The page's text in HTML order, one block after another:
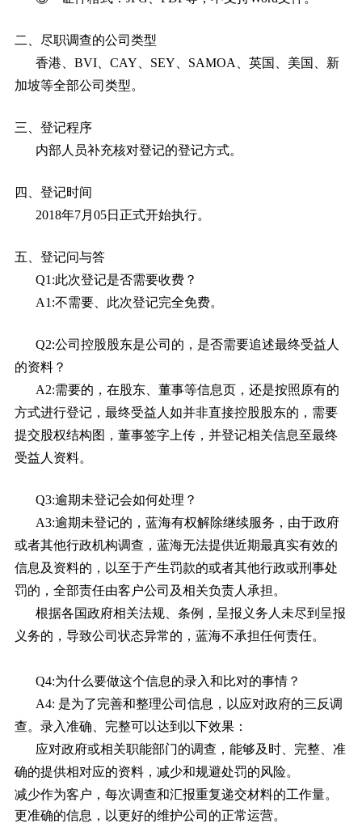
二、尽职调查的公司类型
香港、BVI、CAY、SEY、SAMOA、英国、美国、新
加坡等全部公司类型。
三、登记程序
内部人员补充核对登记的登记方式。
四、登记时间
2018年7月05日正式开始执行。
五、登记问与答
Q1:此次登记是否需要收费？
A1:不需要、此次登记完全免费。
Q2:公司控股股东是公司的，是否需要追述最终受益人
的资料？
A2:需要的，在股东、董事等信息页，还是按照原有的
方式进行登记，最终受益人如并非直接控股股东的，需要
提交股权结构图，董事签字上传，并登记相关信息至最终
受益人资料。
Q3:逾期未登记会如何处理？
A3:逾期未登记的，蓝海有权解除继续服务，由于政府
或者其他行政机构调查，蓝海无法提供近期最真实有效的
信息及资料的，以至于产生罚款的或者其他行政或刑事处
罚的，全部责任由客户公司及相关负责人承担。
根据各国政府相关法规、条例，呈报义务人未尽到呈报
义务的，导致公司状态异常的，蓝海不承担任何责任。
Q4:为什么要做这个信息的录入和比对的事情？
A4: 是为了完善和整理公司信息，以应对政府的三反调
查。录入准确、完整可以达到以下效果：
应对政府或相关职能部门的调查，能够及时、完整、准
确的提供相对应的资料，减少和规避处罚的风险。
减少作为客户，每次调查和汇报重复递交材料的工作量。
更准确的信息，以更好的维护公司的正常运营。